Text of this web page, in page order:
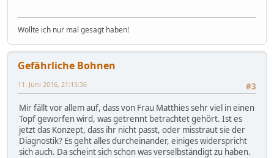
Wollte ich nur mal gesagt haben!
Gefährliche Bohnen
#3
11. Juni 2016, 21:15:36
Mir fällt vor allem auf, dass von Frau Matthies sehr viel in einen
Topf geworfen wird, was getrennt betrachtet gehört. Ist es
jetzt das Konzept, dass ihr nicht passt, oder misstraut sie der
Diagnostik? Es geht alles durcheinander, einiges widerspricht
sich auch. Da scheint sich schon was verselbständigt zu haben.